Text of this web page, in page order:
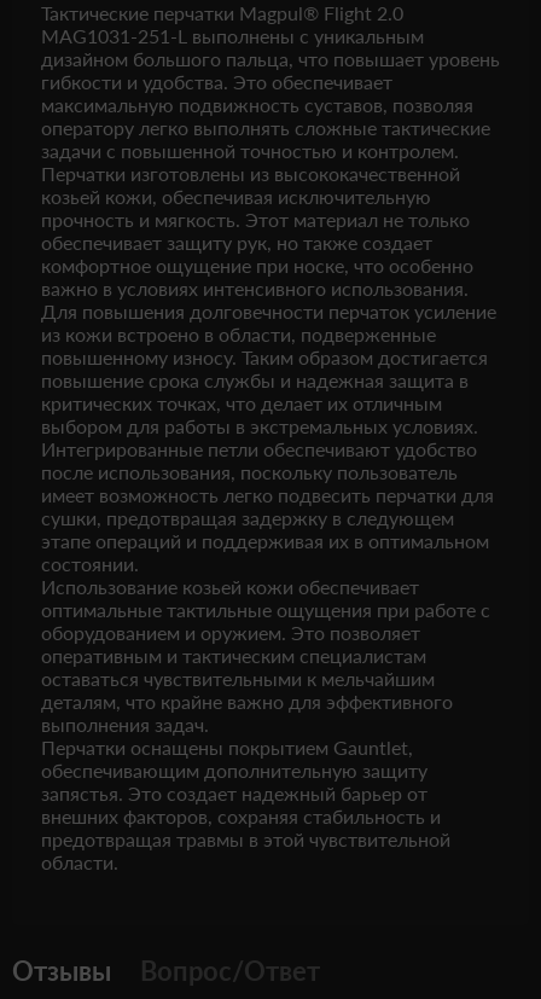
Тактические перчатки Magpul® Flight 2.0
MAG1031-251-L выполнены с уникальным
дизайном большого пальца, что повышает уровень
гибкости и удобства. Это обеспечивает
максимальную подвижность суставов, позволяя
оператору легко выполнять сложные тактические
задачи с повышенной точностью и контролем.
Перчатки изготовлены из высококачественной
козьей кожи, обеспечивая исключительную
прочность и мягкость. Этот материал не только
обеспечивает защиту рук, но также создает
комфортное ощущение при носке, что особенно
важно в условиях интенсивного использования.
Для повышения долговечности перчаток усиление
из кожи встроено в области, подверженные
повышенному износу. Таким образом достигается
повышение срока службы и надежная защита в
критических точках, что делает их отличным
выбором для работы в экстремальных условиях.
Интегрированные петли обеспечивают удобство
после использования, поскольку пользователь
имеет возможность легко подвесить перчатки для
сушки, предотвращая задержку в следующем
этапе операций и поддерживая их в оптимальном
состоянии.
Использование козьей кожи обеспечивает
оптимальные тактильные ощущения при работе с
оборудованием и оружием. Это позволяет
оперативным и тактическим специалистам
оставаться чувствительными к мельчайшим
деталям, что крайне важно для эффективного
выполнения задач.
Перчатки оснащены покрытием Gauntlet,
обеспечивающим дополнительную защиту
запястья. Это создает надежный барьер от
внешних факторов, сохраняя стабильность и
предотвращая травмы в этой чувствительной
области.
Отзывы Вопрос/Ответ